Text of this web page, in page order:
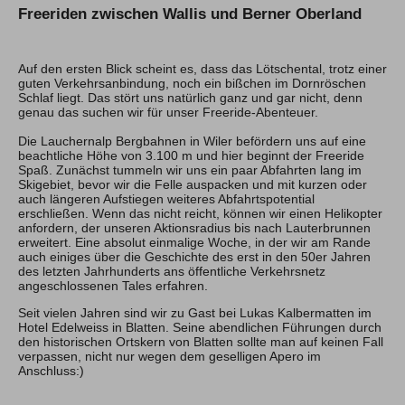
Hochtouren 1:1
Hochtourenkurse
Hike & Fly
Klettern
Kletterreisen
Kletterkurse
Klettersteige
Klettersteig Tagestouren
Klettersteig Mehrtage
Klettersteigkurse
Wandern
Freeriden zwischen Wallis und Berner Oberland
Auf den ersten Blick scheint es, dass das Lötschental, trotz einer
guten Verkehrsanbindung, noch ein bißchen im Dornröschen
Schlaf liegt. Das stört uns natürlich ganz und gar nicht, denn
genau das suchen wir für unser Freeride-Abenteuer.
Die Lauchernalp Bergbahnen in Wiler befördern uns auf eine
beachtliche Höhe von 3.100 m und hier beginnt der Freeride
Spaß. Zunächst tummeln wir uns ein paar Abfahrten lang im
Skigebiet, bevor wir die Felle auspacken und mit kurzen oder
auch längeren Aufstiegen weiteres Abfahrtspotential
erschließen. Wenn das nicht reicht, können wir einen Helikopter
anfordern, der unseren Aktionsradius bis nach Lauterbrunnen
erweitert. Eine absolut einmalige Woche, in der wir am Rande
auch einiges über die Geschichte des erst in den 50er Jahren
des letzten Jahrhunderts ans öffentliche Verkehrsnetz
angeschlossenen Tales erfahren.
Seit vielen Jahren sind wir zu Gast bei Lukas Kalbermatten im
Hotel Edelweiss in Blatten. Seine abendlichen Führungen durch
den historischen Ortskern von Blatten sollte man auf keinen Fall
verpassen, nicht nur wegen dem geselligen Apero im
Anschluss:)